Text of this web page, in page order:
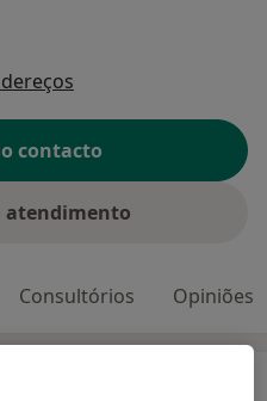
contacto
atendimento
Consultórios Opiniões